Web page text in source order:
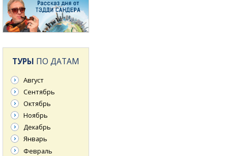
ТУРЫ ПО ДАТАМ
Август
Сентябрь
Октябрь
Ноябрь
Декабрь
Январь
Февраль